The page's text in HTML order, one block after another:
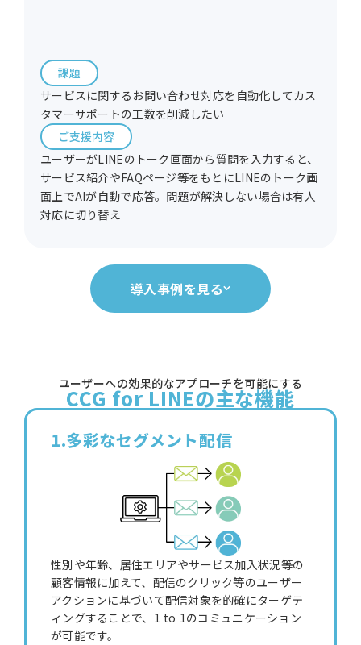
課題
サービスに関するお問い合わせ対応を自動化してカス
タマーサポートの工数を削減したい
ご支援内容
ユーザーがLINEのトーク画面から質問を入力すると、
サービス紹介やFAQページ等をもとにLINEのトーク画
面上でAIが自動で応答。問題が解決しない場合は有人
対応に切り替え
導入事例を見る
ユーザーへの効果的なアプローチを可能にする
CCG for LINEの主な機能
1.多彩なセグメント配信
性別や年齢、居住エリアやサービス加入状況等の
顧客情報に加えて、配信のクリック等のユーザー
アクションに基づいて配信対象を的確にターゲテ
ィングすることで、1 to 1のコミュニケーション
が可能です。